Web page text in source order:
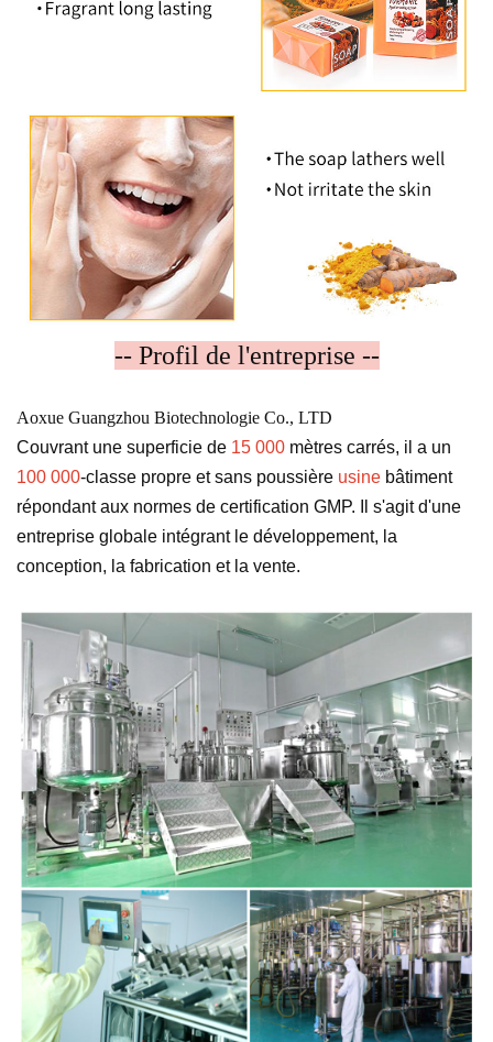
-- Profil de l'entreprise --
Aoxue Guangzhou Biotechnologie Co., LTD
Couvrant une superficie de 15 000 mètres carrés, il a un
100 000-classe propre et sans poussière usine bâtiment
répondant aux normes de certification GMP. Il s'agit d'une
entreprise globale intégrant le développement, la
conception, la fabrication et la vente.